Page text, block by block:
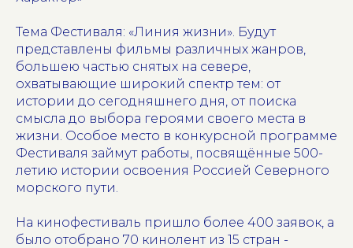
Тема Фестиваля: «Линия жизни». Будут
представлены фильмы различных жанров,
большею частью снятых на севере,
охватывающие широкий спектр тем: от
истории до сегодняшнего дня, от поиска
смысла до выбора героями своего места в
жизни. Особое место в конкурсной программе
Фестиваля займут работы, посвящённые 500-
летию истории освоения Россией Северного
морского пути.
На кинофестиваль пришло более 400 заявок, а
было отобрано 70 кинолент из 15 стран -